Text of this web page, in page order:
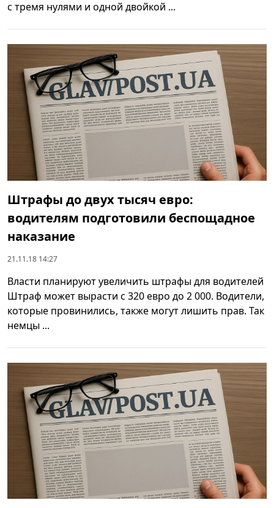
с тремя нулями и одной двойкой ...
Штрафы до двух тысяч евро:
водителям подготовили беспощадное
наказание
21.11.18 14:27
Власти планируют увеличить штрафы для водителей
Штраф может вырасти с 320 евро до 2 000. Водители,
которые провинились, также могут лишить прав. Так
немцы ...